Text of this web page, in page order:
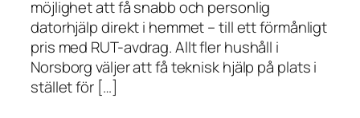
möjlighet att få snabb och personlig
datorhjälp direkt i hemmet – till ett förmånligt
pris med RUT-avdrag. Allt fler hushåll i
Norsborg väljer att få teknisk hjälp på plats i
stället för […]